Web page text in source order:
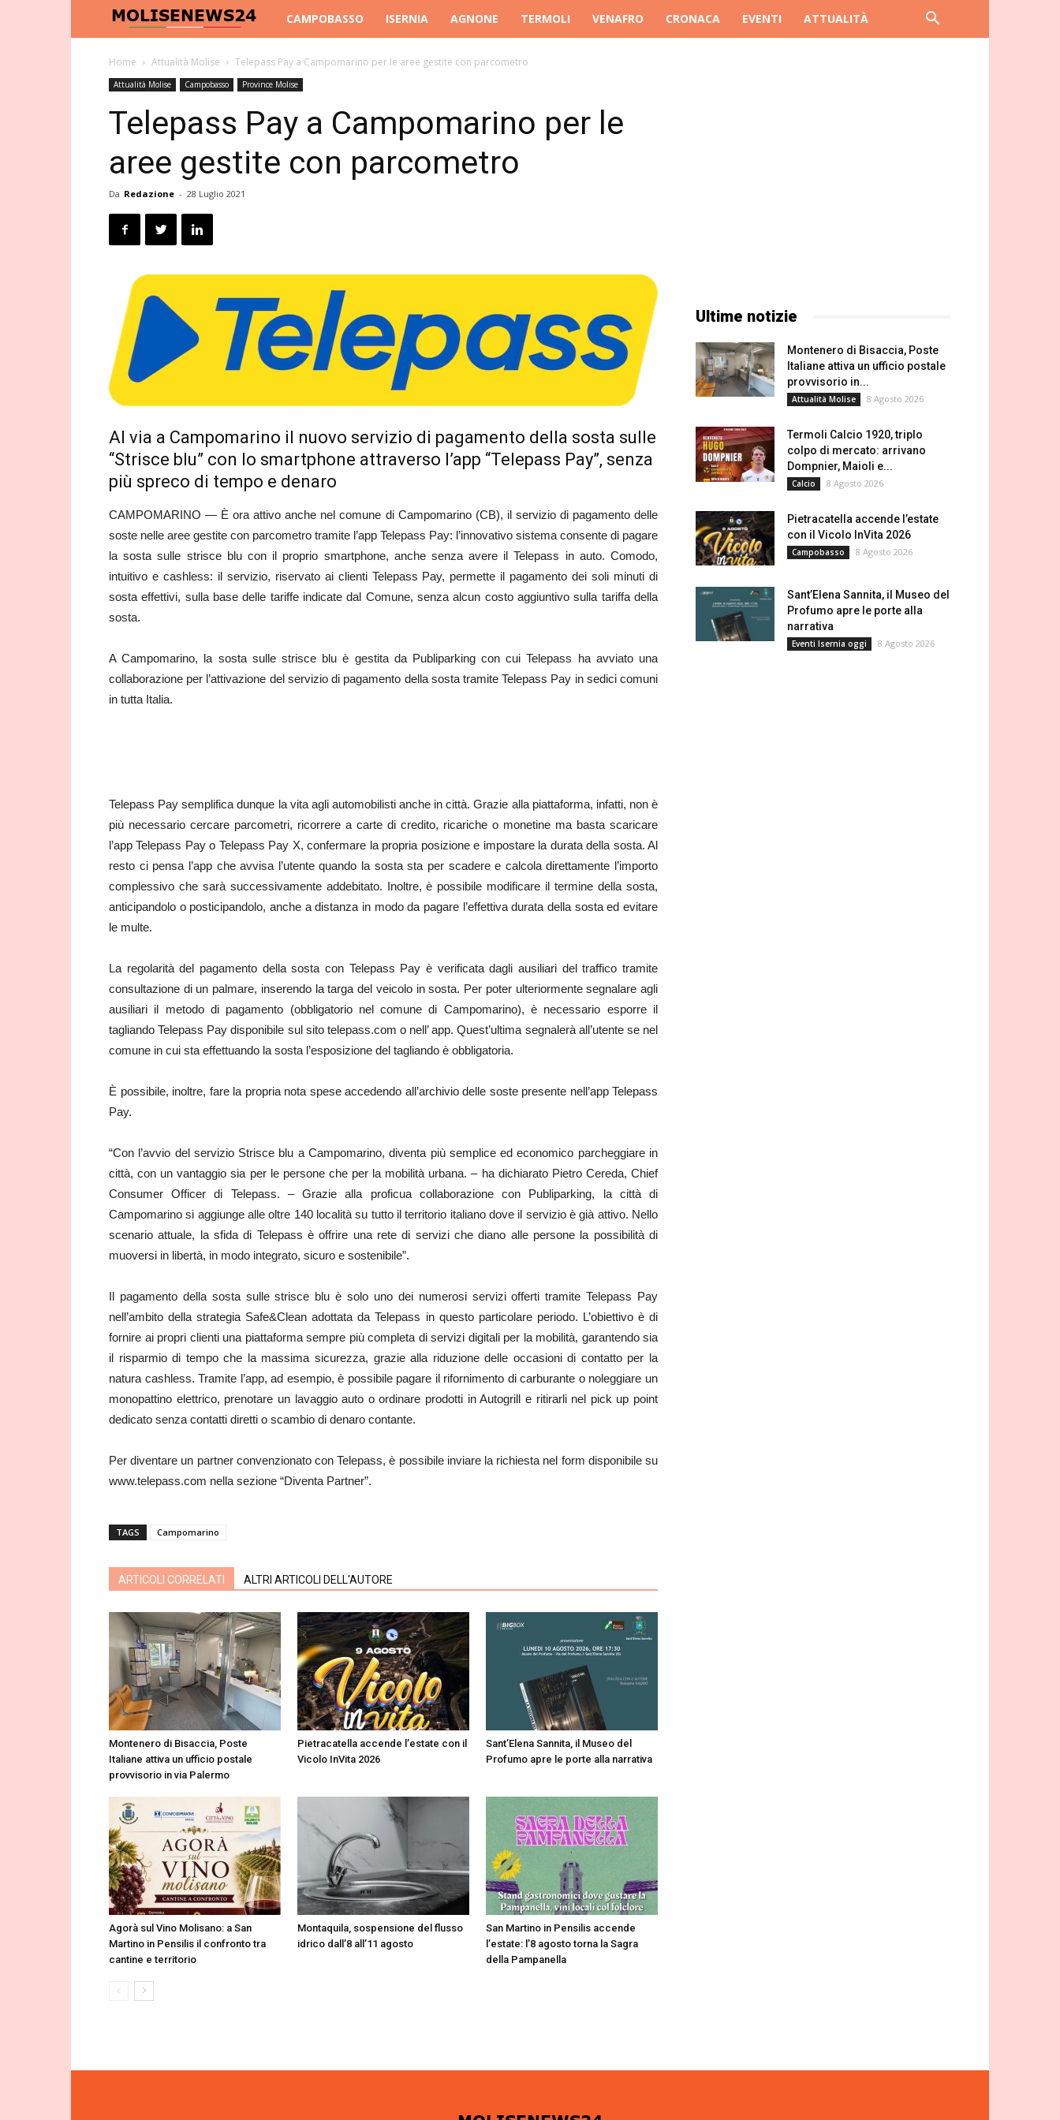
Molise
News
24
CAMPOBASSO ISERNIA AGNONE TERMOLI VENAFRO CRONACA EVENTI ATTUALITÀ
Home Attualità Molise Telepass Pay a Campomarino per le aree gestite con parcometro
Attualità Molise Campobasso Province Molise
Telepass Pay a Campomarino per le
aree gestite con parcometro
Da Redazione - 28 Luglio 2021
Al via a Campomarino il nuovo servizio di pagamento della sosta sulle
“Strisce blu” con lo smartphone attraverso l’app “Telepass Pay”, senza
più spreco di tempo e denaro
CAMPOMARINO — È ora attivo anche nel comune di Campomarino (CB), il servizio di pagamento delle
soste nelle aree gestite con parcometro tramite l’app Telepass Pay: l’innovativo sistema consente di pagare
la sosta sulle strisce blu con il proprio smartphone, anche senza avere il Telepass in auto. Comodo,
intuitivo e cashless: il servizio, riservato ai clienti Telepass Pay, permette il pagamento dei soli minuti di
sosta effettivi, sulla base delle tariffe indicate dal Comune, senza alcun costo aggiuntivo sulla tariffa della
sosta.
A Campomarino, la sosta sulle strisce blu è gestita da Publiparking con cui Telepass ha avviato una
collaborazione per l’attivazione del servizio di pagamento della sosta tramite Telepass Pay in sedici comuni
in tutta Italia.
Telepass Pay semplifica dunque la vita agli automobilisti anche in città. Grazie alla piattaforma, infatti, non è
più necessario cercare parcometri, ricorrere a carte di credito, ricariche o monetine ma basta scaricare
l’app Telepass Pay o Telepass Pay X, confermare la propria posizione e impostare la durata della sosta. Al
resto ci pensa l’app che avvisa l’utente quando la sosta sta per scadere e calcola direttamente l’importo
complessivo che sarà successivamente addebitato. Inoltre, è possibile modificare il termine della sosta,
anticipandolo o posticipandolo, anche a distanza in modo da pagare l’effettiva durata della sosta ed evitare
le multe.
La regolarità del pagamento della sosta con Telepass Pay è verificata dagli ausiliari del traffico tramite
consultazione di un palmare, inserendo la targa del veicolo in sosta. Per poter ulteriormente segnalare agli
ausiliari il metodo di pagamento (obbligatorio nel comune di Campomarino), è necessario esporre il
tagliando Telepass Pay disponibile sul sito telepass.com o nell’ app. Quest’ultima segnalerà all’utente se nel
comune in cui sta effettuando la sosta l’esposizione del tagliando è obbligatoria.
È possibile, inoltre, fare la propria nota spese accedendo all’archivio delle soste presente nell’app Telepass
Pay.
“Con l’avvio del servizio Strisce blu a Campomarino, diventa più semplice ed economico parcheggiare in
città, con un vantaggio sia per le persone che per la mobilità urbana. – ha dichiarato Pietro Cereda, Chief
Consumer Officer di Telepass. – Grazie alla proficua collaborazione con Publiparking, la città di
Campomarino si aggiunge alle oltre 140 località su tutto il territorio italiano dove il servizio è già attivo. Nello
scenario attuale, la sfida di Telepass è offrire una rete di servizi che diano alle persone la possibilità di
muoversi in libertà, in modo integrato, sicuro e sostenibile”.
Il pagamento della sosta sulle strisce blu è solo uno dei numerosi servizi offerti tramite Telepass Pay
nell’ambito della strategia Safe&Clean adottata da Telepass in questo particolare periodo. L’obiettivo è di
fornire ai propri clienti una piattaforma sempre più completa di servizi digitali per la mobilità, garantendo sia
il risparmio di tempo che la massima sicurezza, grazie alla riduzione delle occasioni di contatto per la
natura cashless. Tramite l’app, ad esempio, è possibile pagare il rifornimento di carburante o noleggiare un
monopattino elettrico, prenotare un lavaggio auto o ordinare prodotti in Autogrill e ritirarli nel pick up point
dedicato senza contatti diretti o scambio di denaro contante.
Per diventare un partner convenzionato con Telepass, è possibile inviare la richiesta nel form disponibile su
www.telepass.com nella sezione “Diventa Partner”.
TAGS Campomarino
ARTICOLI CORRELATI ALTRI ARTICOLI DELL'AUTORE
Montenero di Bisaccia, Poste
Italiane attiva un ufficio postale
provvisorio in via Palermo
Pietracatella accende l’estate con il
Vicolo InVita 2026
Sant’Elena Sannita, il Museo del
Profumo apre le porte alla narrativa
Agorà sul Vino Molisano: a San
Martino in Pensilis il confronto tra
cantine e territorio
Montaquila, sospensione del flusso
idrico dall’8 all’11 agosto
San Martino in Pensilis accende
l’estate: l’8 agosto torna la Sagra
della Pampanella
Ultime notizie
Montenero di Bisaccia, Poste
Italiane attiva un ufficio postale
provvisorio in...
Attualità Molise 8 Agosto 2026
Termoli Calcio 1920, triplo
colpo di mercato: arrivano
Dompnier, Maioli e...
Calcio 8 Agosto 2026
Pietracatella accende l’estate
con il Vicolo InVita 2026
Campobasso 8 Agosto 2026
Sant’Elena Sannita, il Museo del
Profumo apre le porte alla
narrativa
Eventi Isernia oggi 8 Agosto 2026